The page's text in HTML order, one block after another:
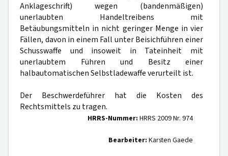
Anklageschrift) wegen (bandenmäßigen)
unerlaubten Handeltreibens mit
Betäubungsmitteln in nicht geringer Menge in vier
Fällen, davon in einem Fall unter Beisichführen einer
Schusswaffe und insoweit in Tateinheit mit
unerlaubtem Führen und Besitz einer
halbautomatischen Selbstladewaffe verurteilt ist.
Der Beschwerdeführer hat die Kosten des
Rechtsmittels zu tragen.
HRRS-Nummer: HRRS 2009 Nr. 974
Bearbeiter: Karsten Gaede